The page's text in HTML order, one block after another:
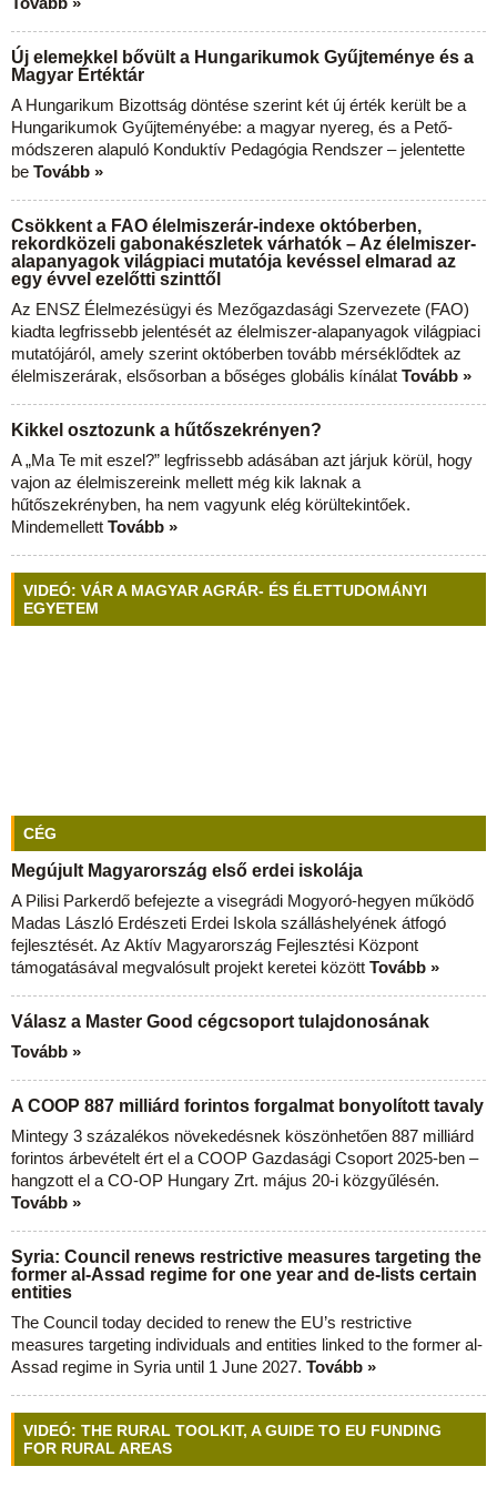
Új elemekkel bővült a Hungarikumok Gyűjteménye és a
Magyar Értéktár
A Hungarikum Bizottság döntése szerint két új érték került be a
Hungarikumok Gyűjteményébe: a magyar nyereg, és a Pető-
módszeren alapuló Konduktív Pedagógia Rendszer – jelentette
be Tovább »
Csökkent a FAO élelmiszerár-indexe októberben,
rekordközeli gabonakészletek várhatók – Az élelmiszer-
alapanyagok világpiaci mutatója kevéssel elmarad az
egy évvel ezelőtti szinttől
Az ENSZ Élelmezésügyi és Mezőgazdasági Szervezete (FAO)
kiadta legfrissebb jelentését az élelmiszer-alapanyagok világpiaci
mutatójáról, amely szerint októberben tovább mérséklődtek az
élelmiszerárak, elsősorban a bőséges globális kínálat Tovább »
Kikkel osztozunk a hűtőszekrényen?
A „Ma Te mit eszel?” legfrissebb adásában azt járjuk körül, hogy
vajon az élelmiszereink mellett még kik laknak a
hűtőszekrényben, ha nem vagyunk elég körültekintőek.
Mindemellett Tovább »
VIDEÓ: VÁR A MAGYAR AGRÁR- ÉS ÉLETTUDOMÁNYI
EGYETEM
CÉG
Megújult Magyarország első erdei iskolája
A Pilisi Parkerdő befejezte a visegrádi Mogyoró-hegyen működő
Madas László Erdészeti Erdei Iskola szálláshelyének átfogó
fejlesztését. Az Aktív Magyarország Fejlesztési Központ
támogatásával megvalósult projekt keretei között Tovább »
Válasz a Master Good cégcsoport tulajdonosának
Tovább »
A COOP 887 milliárd forintos forgalmat bonyolított tavaly
Mintegy 3 százalékos növekedésnek köszönhetően 887 milliárd
forintos árbevételt ért el a COOP Gazdasági Csoport 2025-ben –
hangzott el a CO-OP Hungary Zrt. május 20-i közgyűlésén.
Tovább »
Syria: Council renews restrictive measures targeting the
former al-Assad regime for one year and de-lists certain
entities
The Council today decided to renew the EU’s restrictive
measures targeting individuals and entities linked to the former al-
Assad regime in Syria until 1 June 2027. Tovább »
VIDEÓ: THE RURAL TOOLKIT, A GUIDE TO EU FUNDING
FOR RURAL AREAS